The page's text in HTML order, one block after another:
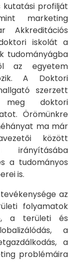
kutatási profilját
marketing
Akkreditációs
iskolát a
tudományágba
az egyetem
A Doktori
szerzett
meg doktori
Örömünkre
ma már
között
irányításába
a tudományos
is.
az
folyamatok
a területi és
a
a
problémáira